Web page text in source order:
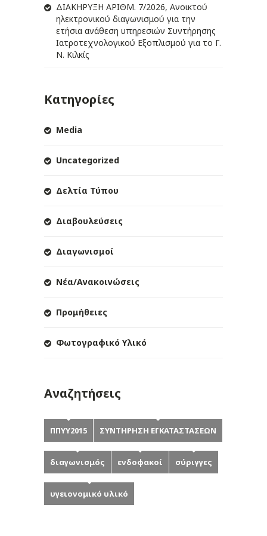
ΔIΑΚΗΡΥΞΗ ΑΡIΘΜ. 7/2026, Ανοικτού
ηλεκτρονικού διαγωνισμού για την
ετήσια ανάθεση υπηρεσιών Συντήρησης
Ιατροτεχνολογικού Εξοπλισμού για το Γ.
Ν. Κιλκίς
Κατηγορίες
Media
Uncategorized
Δελτία Τύπου
Διαβουλεύσεις
Διαγωνισμοί
Νέα/Ανακοινώσεις
Προμήθειες
Φωτογραφικό Υλικό
Αναζητήσεις
ΠΠΥΥ2015 ΣΥΝΤΗΡΗΣΗ ΕΓΚΑΤΑΣΤΑΣΕΩΝ
διαγωνισμός ενδοφακοί σύριγγες
υγειονομικό υλικό